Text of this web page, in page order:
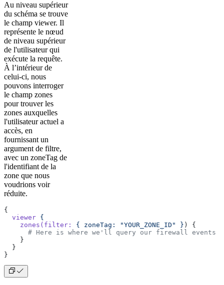
Au niveau supérieur
du schéma se trouve
le champ viewer. Il
représente le nœud
de niveau supérieur
de l'utilisateur qui
exécute la requête.
À l’intérieur de
celui-ci, nous
pouvons interroger
le champ zones
pour trouver les
zones auxquelles
l'utilisateur actuel a
accès, en
fournissant un
argument de filtre,
avec un zoneTag de
l'identifiant de la
zone que nous
voudrions voir
réduite.
{
  viewer
{
    zones(filter:
{ zoneTag: "YOUR_ZONE_ID" } ) {
      # Here is where we'll query our firewall events
    }
  }
}